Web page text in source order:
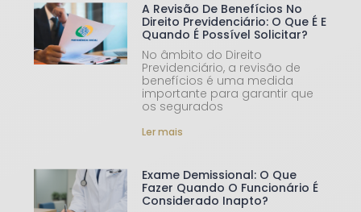
A Revisão De Benefícios No
Direito Previdenciário: O Que É E
Quando É Possível Solicitar?
No âmbito do Direito
Previdenciário, a revisão de
benefícios é uma medida
importante para garantir que
os segurados
Ler mais
Exame Demissional: O Que
Fazer Quando O Funcionário É
Considerado Inapto?